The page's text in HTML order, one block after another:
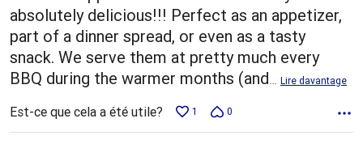
absolutely delicious!!! Perfect as an appetizer,
part of a dinner spread, or even as a tasty
snack. We serve them at pretty much every
BBQ during the warmer months (and… Lire davantage
Est-ce que cela a été utile? 1 0